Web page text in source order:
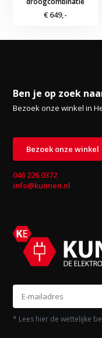
€ 649,-
Ben je op zoek
Bezoek onze winkel in
Bezoek onze winkel
040 226 0372
info@kunnen.nl
* Lees hier de wettelijke